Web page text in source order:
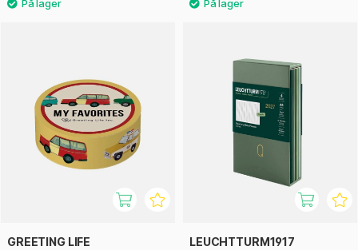
GREETING LIFE LEUCHTTURM1917